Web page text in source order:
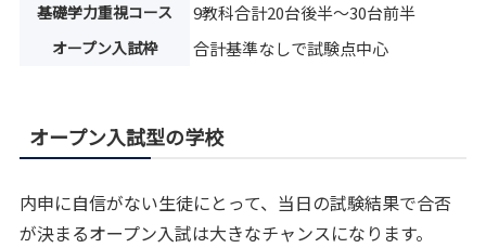
基礎学力重視コース 9教科合計20台後半〜30台前半
オープン入試枠 合計基準なしで試験点中心
オープン入試型の学校
内申に自信がない生徒にとって、当日の試験結果で合否
が決まるオープン入試は大きなチャンスになります。